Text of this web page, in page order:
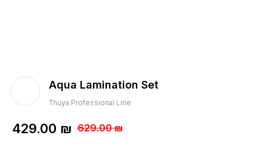
Aqua Lamination Set
Thuya Professional Line
429.00 ₪ 629.00 ₪